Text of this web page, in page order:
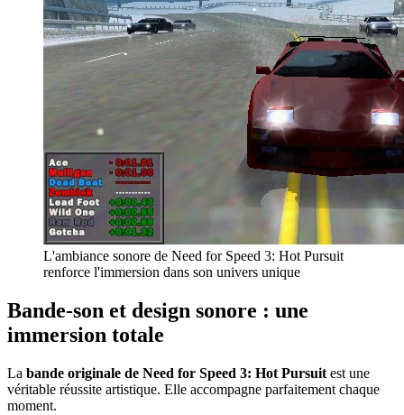
L'ambiance sonore de Need for Speed 3: Hot Pursuit
renforce l'immersion dans son univers unique
Bande-son et design sonore : une
immersion totale
La bande originale de Need for Speed 3: Hot Pursuit est une
véritable réussite artistique. Elle accompagne parfaitement chaque
moment.